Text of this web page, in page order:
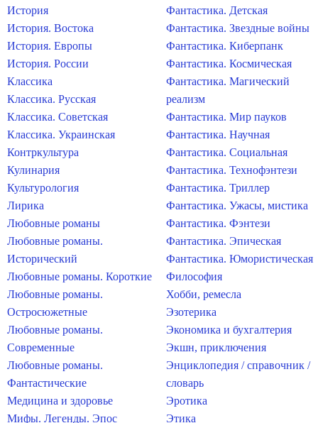
История
История. Востока
История. Европы
История. России
Классика
Классика. Русская
Классика. Советская
Классика. Украинская
Контркультура
Кулинария
Культурология
Лирика
Любовные романы
Любовные романы.
Исторический
Любовные романы. Короткие
Любовные романы.
Остросюжетные
Любовные романы.
Современные
Любовные романы.
Фантастические
Медицина и здоровье
Мифы. Легенды. Эпос
Фантастика. Детская
Фантастика. Звездные войны
Фантастика. Киберпанк
Фантастика. Космическая
Фантастика. Магический
реализм
Фантастика. Мир пауков
Фантастика. Научная
Фантастика. Социальная
Фантастика. Технофэнтези
Фантастика. Триллер
Фантастика. Ужасы, мистика
Фантастика. Фэнтези
Фантастика. Эпическая
Фантастика. Юмористическая
Философия
Хобби, ремесла
Эзотерика
Экономика и бухгалтерия
Экшн, приключения
Энциклопедия / справочник /
словарь
Эротика
Этика